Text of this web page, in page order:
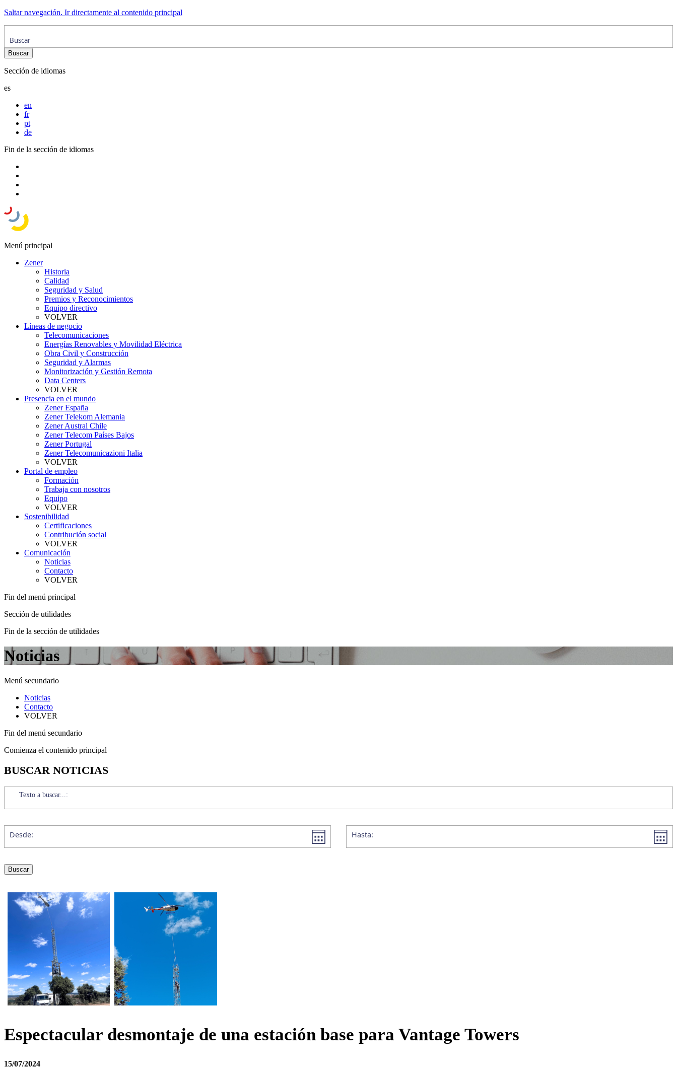
Saltar navegación. Ir directamente al contenido principal
Sección de idiomas
es
en
fr
pt
de
Fin de la sección de idiomas
Menú principal
Zener
Historia
Calidad
Seguridad y Salud
Premios y Reconocimientos
Equipo directivo
VOLVER
Líneas de negocio
Telecomunicaciones
Energías Renovables y Movilidad Eléctrica
Obra Civil y Construcción
Seguridad y Alarmas
Monitorización y Gestión Remota
Data Centers
VOLVER
Presencia en el mundo
Zener España
Zener Telekom Alemania
Zener Austral Chile
Zener Telecom Países Bajos
Zener Portugal
Zener Telecomunicazioni Italia
VOLVER
Portal de empleo
Formación
Trabaja con nosotros
Equipo
VOLVER
Sostenibilidad
Certificaciones
Contribución social
VOLVER
Comunicación
Noticias
Contacto
VOLVER
Fin del menú principal
Sección de utilidades
Fin de la sección de utilidades
Noticias
Menú secundario
Noticias
Contacto
VOLVER
Fin del menú secundario
Comienza el contenido principal
BUSCAR NOTICIAS
Texto a buscar...:
Desde: Hasta:
Espectacular desmontaje de una estación base para Vantage Towers
15/07/2024